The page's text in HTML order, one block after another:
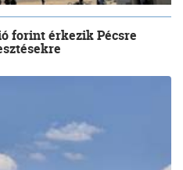
forint érkezik Pécsre